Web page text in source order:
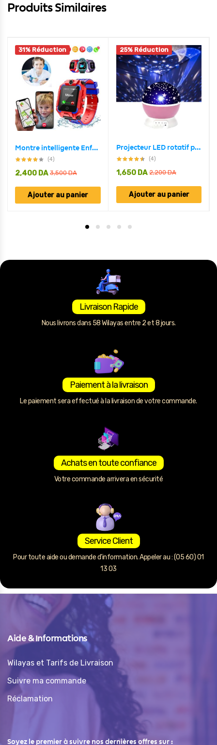
Produits Similaires
31% Réduction
Montre intelligente Enfants Localisation Tracker SOS appel caméra
(4)
3,500DA
2,400 DA
Ajouter au panier
25% Réduction
Projecteur LED rotatif produisant l’image d’un ciel étoilé, idéal pour la chambre d’un enfant
(4)
2,200DA
1,650 DA
Ajouter au panier
Livraison Rapide
Nous livrons dans 58 Wilayas entre 2 et 8 jours.
Paiement à la livraison
Le paiement sera effectué à la livraison de votre commande.
Achats en toute confiance
Votre commande arrivera en sécurité
Service Client
Pour toute aide ou demande d’information. Appeler au : (05 60) 01
13 03
Aide & Informations
Wilayas et Tarifs de Livraison
Suivre ma commande
Réclamation
Soyez le premier à suivre nos dernières offres sur :